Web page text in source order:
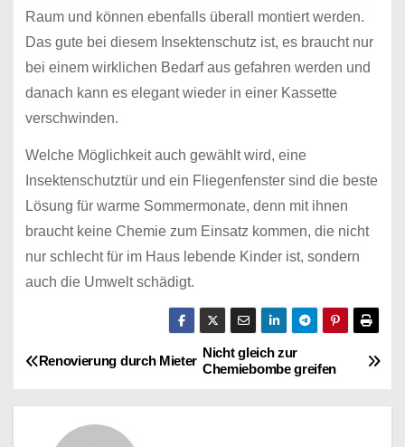
Raum und können ebenfalls überall montiert werden.
Das gute bei diesem Insektenschutz ist, es braucht nur
bei einem wirklichen Bedarf aus gefahren werden und
danach kann es elegant wieder in einer Kassette
verschwinden.
Welche Möglichkeit auch gewählt wird, eine
Insektenschutztür und ein Fliegenfenster sind die beste
Lösung für warme Sommermonate, denn mit ihnen
braucht keine Chemie zum Einsatz kommen, die nicht
nur schlecht für im Haus lebende Kinder ist, sondern
auch die Umwelt schädigt.
B
e
Nicht gleich zur
Chemiebombe greifen
Renovierung durch Mieter